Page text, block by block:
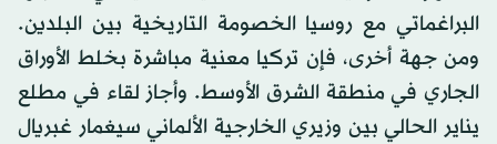
البراغماتي مع روسيا الخصومة التاريخية بين البلدين.
ومن جهة أخرى، فإن تركيا معنية مباشرة بخلط الأوراق
الجاري في منطقة الشرق الأوسط. وأجاز لقاء في مطلع
يناير الحالي بين وزيري الخارجية الألماني سيغمار غبريال